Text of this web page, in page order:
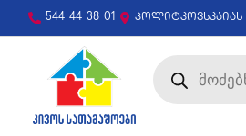
544 44 38 01 პოლიტკოვსკაიას